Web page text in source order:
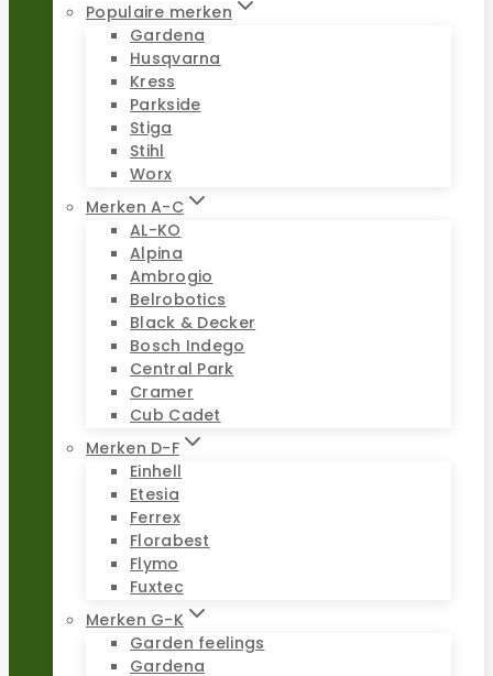
Populaire merken
Gardena
Husqvarna
Kress
Parkside
Stiga
Stihl
Worx
Merken A-C
AL-KO
Alpina
Ambrogio
Belrobotics
Black & Decker
Bosch Indego
Central Park
Cramer
Cub Cadet
Merken D-F
Einhell
Etesia
Ferrex
Florabest
Flymo
Fuxtec
Merken G-K
Garden feelings
Gardena